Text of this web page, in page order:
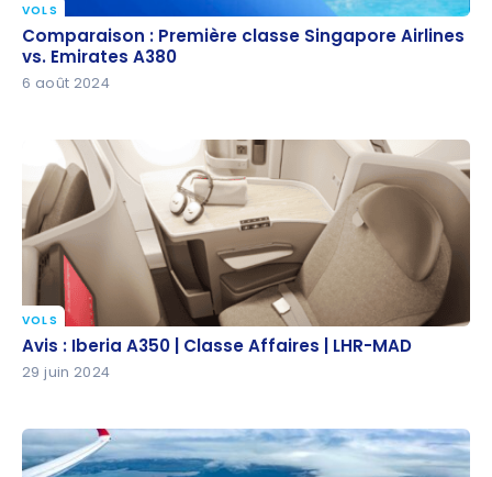
Comparaison : Première classe Singapore Airlines
vs. Emirates A380
VOLS
Comparaison : Première classe Singapore Airlines
vs. Emirates A380
6 août 2024
Avis : Iberia A350 | Classe Affaires | LHR-MAD
VOLS
Avis : Iberia A350 | Classe Affaires | LHR-MAD
29 juin 2024